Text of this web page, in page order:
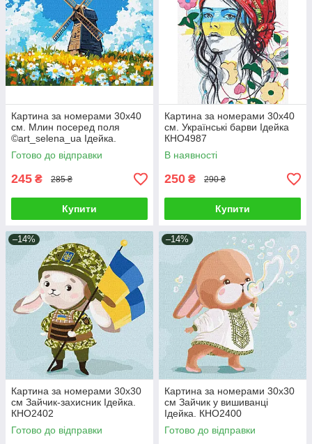
Картина за номерами 30х40
см. Млин посеред поля
©art_selena_ua Ідейка.
KHO6399
Готово до відправки
245 ₴ 285 ₴
Купити
Картина за номерами 30х40
см. Українські барви Ідейка
КНО4987
В наявності
250 ₴ 290 ₴
Купити
–14%
Картина за номерами 30х30
см Зайчик-захисник Ідейка.
КНО2402
Готово до відправки
–14%
Картина за номерами 30х30
см Зайчик у вишиванці
Ідейка. КНО2400
Готово до відправки